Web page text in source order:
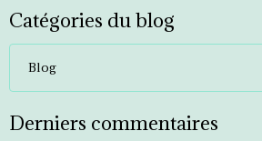
Catégories du blog
Blog
Derniers commentaires